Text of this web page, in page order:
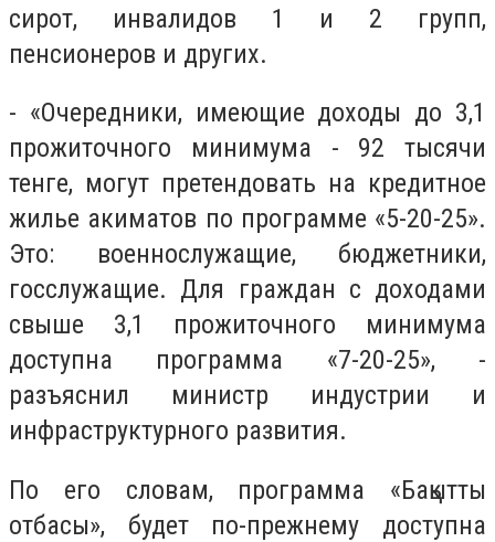
сирот, инвалидов 1 и 2 групп,
пенсионеров и других.
- «Очередники, имеющие доходы до 3,1
прожиточного минимума - 92 тысячи
тенге, могут претендовать на кредитное
жилье акиматов по программе «5-20-25».
Это: военнослужащие, бюджетники,
госслужащие. Для граждан с доходами
свыше 3,1 прожиточного минимума
доступна программа «7-20-25», -
разъяснил министр индустрии и
инфраструктурного развития.
По его словам, программа «Бақытты
отбасы», будет по-прежнему доступна